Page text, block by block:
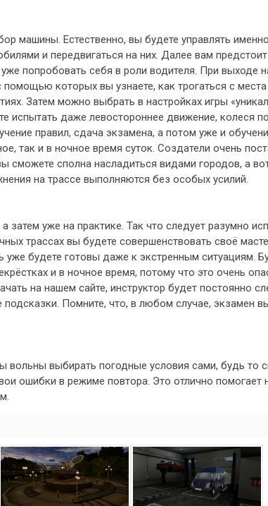
машины. Естественно, вы будете управлять именно
и передвигаться на них. Далее вам
попробовать себя в роли водителя. При выходе
помощью которых вы узнаете, как трогаться с
Затем можно выбрать в настройках игры
испытать даже левостороннее движение, колеся
правил, сдача экзамена, а потом уже и
так и в ночное время суток. Создатели очень
сможете сполна насладиться видами городов, а
на трассе выполняются без особых усилий.
затем уже на практике. Так что следует разумно
трассах вы будете совершенствовать своё
будете готовы даже к экстренным ситуациям.
и в ночное время, потому что это очень
на нашем сайте, инструктор будет постоянно
Помните, что, в любом случае, экзамен
выбирать погодные условия сами, будь то
ошибки в режиме повтора. Это отлично помогает